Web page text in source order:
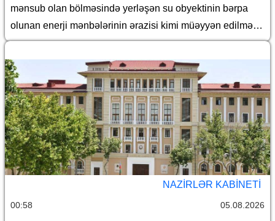
mənsub olan bölməsində yerləşən su obyektinin bərpa
olunan enerji mənbələrinin ərazisi kimi müəyyən edilməsi
haqqında
NAZIRLƏR KABINETI
00:58 05.08.2026